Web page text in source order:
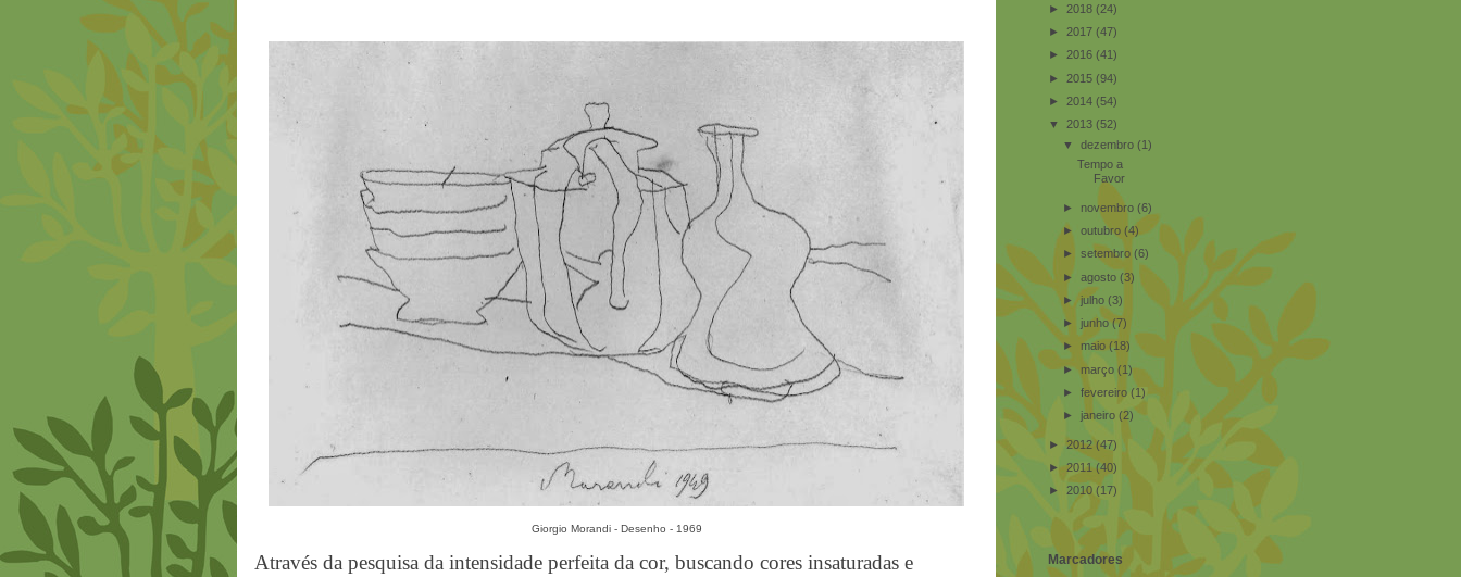
Giorgio Morandi - Desenho - 1969
Através da pesquisa da intensidade perfeita da cor, buscando cores insaturadas e
► 2018 (24)
► 2017 (47)
► 2016 (41)
► 2015 (94)
► 2014 (54)
▼ 2013 (52)
▼dezembro(1)
Tempo a
Favor
► novembro(6)
►outubro (4)
►setembro(6)
►agosto(3)
►julho(3)
►junho(7)
► maio(18)
► março(1)
►fevereiro(1)
►janeiro(2)
► 2012 (47)
►2011(40)
► 2010 (17)
Marcadores